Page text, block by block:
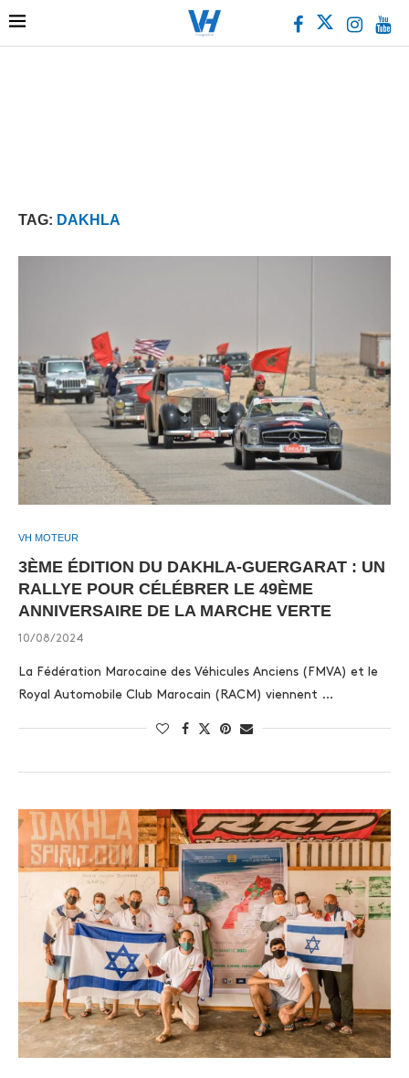
TAG: DAKHLA
VH MOTEUR
3ÈME ÉDITION DU DAKHLA-GUERGARAT : UN
RALLYE POUR CÉLÉBRER LE 49ÈME
ANNIVERSAIRE DE LA MARCHE VERTE
10/08/2024
La Fédération Marocaine des Véhicules Anciens (FMVA) et le
Royal Automobile Club Marocain (RACM) viennent …